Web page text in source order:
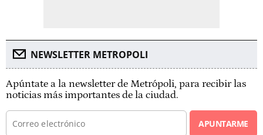
NEWSLETTER METROPOLI
Apúntate a la newsletter de Metrópoli, para recibir las
noticias más importantes de la ciudad.
APUNTARME